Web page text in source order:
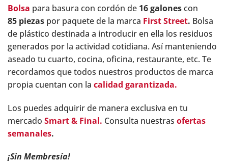
Bolsa para basura con cordón de 16 galonescon
85 piezas por paquete de la marca First Street. Bolsa
de plástico destinada a introducir en ella los residuos
generados por la actividad cotidiana. Así manteniendo
aseado tu cuarto, cocina, oficina, restaurante, etc. Te
recordamos que todos nuestros productos de marca
propia cuentan con la calidad garantizada.
Los puedes adquirir de manera exclusiva en tu
mercado Smart & Final. Consulta nuestras ofertas
semanales.
¡Sin Membresía!